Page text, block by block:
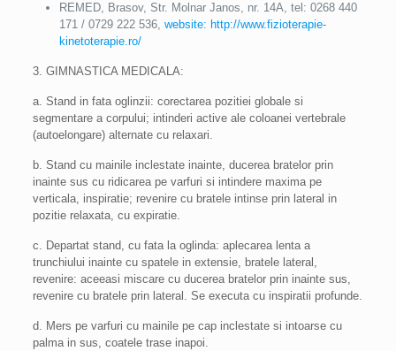
REMED, Brasov, Str. Molnar Janos, nr. 14A, tel: 0268 440
171 / 0729 222 536, website: http://www.fizioterapie-
kinetoterapie.ro/
3. GIMNASTICA MEDICALA:
a. Stand in fata oglinzii: corectarea pozitiei globale si
segmentare a corpului; intinderi active ale coloanei vertebrale
(autoelongare) alternate cu relaxari.
b. Stand cu mainile inclestate inainte, ducerea bratelor prin
inainte sus cu ridicarea pe varfuri si intindere maxima pe
verticala, inspiratie; revenire cu bratele intinse prin lateral in
pozitie relaxata, cu expiratie.
c. Departat stand, cu fata la oglinda: aplecarea lenta a
trunchiului inainte cu spatele in extensie, bratele lateral,
revenire: aceeasi miscare cu ducerea bratelor prin inainte sus,
revenire cu bratele prin lateral. Se executa cu inspiratii profunde.
d. Mers pe varfuri cu mainile pe cap inclestate si intoarse cu
palma in sus, coatele trase inapoi.